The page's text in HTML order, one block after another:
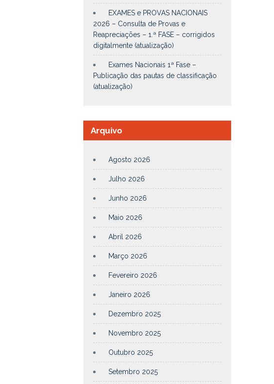
EXAMES e PROVAS NACIONAIS
2026 – Consulta de Provas e
Reapreciações – 1.ª FASE – corrigidos
digitalmente (atualização)
Exames Nacionais 1ª Fase –
Publicação das pautas de classificação
(atualização)
Arquivo
Agosto 2026
Julho 2026
Junho 2026
Maio 2026
Abril 2026
Março 2026
Fevereiro 2026
Janeiro 2026
Dezembro 2025
Novembro 2025
Outubro 2025
Setembro 2025